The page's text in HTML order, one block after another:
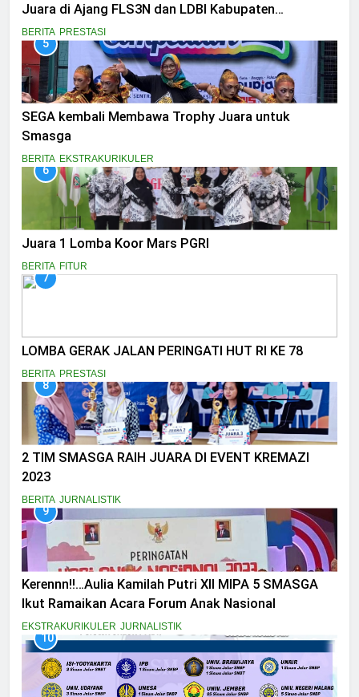
Juara di Ajang FLS3N dan LDBI Kabupaten
Bondowoso 2025
BERITA PRESTASI
5
SEGA kembali Membawa Trophy Juara untuk
Smasga
BERITA EKSTRAKURIKULER
6
Juara 1 Lomba Koor Mars PGRI
BERITA FITUR
7
LOMBA GERAK JALAN PERINGATI HUT RI KE 78
BERITA PRESTASI
8
2 TIM SMASGA RAIH JUARA DI EVENT KREMAZI
2023
BERITA JURNALISTIK
9
Kerennn!!…Aulia Kamilah Putri XII MIPA 5 SMASGA
Ikut Ramaikan Acara Forum Anak Nasional
EKSTRAKURIKULER JURNALISTIK
10